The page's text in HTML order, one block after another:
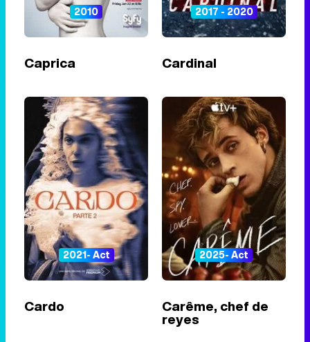
2010
Caprica
2017 - 2020
Cardinal
2021- Act
Cardo
2025- Act
Carême, chef de
reyes